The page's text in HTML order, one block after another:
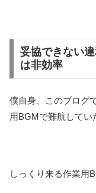
妥協できない
は非効率
僕自身、このブログ
用BGMで難航してい
しっくり来る作業用